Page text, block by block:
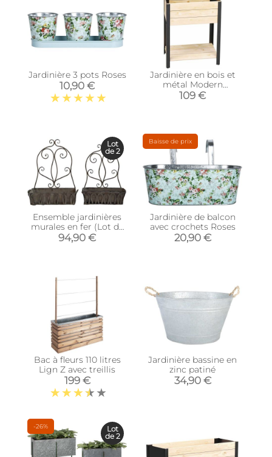
Jardinière 3 pots Roses
10,90 €
Jardinière en bois et
métal Modern
(Surélevé)
109 €
Ensemble jardinières
murales en fer (Lot de
2)
94,90 €
Lot
de 2
Baisse de prix
Jardinière de balcon
avec crochets Roses
20,90 €
Bac à fleurs 110 litres
Lign Z avec treillis
199 €
Jardinière bassine en
zinc patiné
34,90 €
-26%
Lot
de 2